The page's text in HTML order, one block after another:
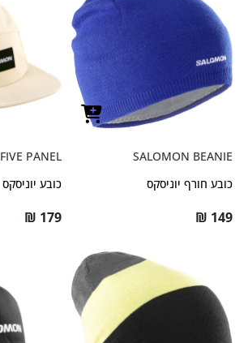
SALOMON BEANIE
כובע חורף יוניסקס
₪ 149
FIVE PANEL
כובע יוניסקס
₪ 179